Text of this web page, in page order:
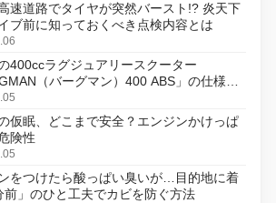
速道路でタイヤが突然バースト!? 炎天下
ブ前に知っておくべき点検内容とは
400ccラグジュアリースクーター
（バーグマン）400 ABS」の仕様を
8月18日に発売
仮眠、どこまで安全？エンジンかけっぱ
険性
をつけたら酸っぱい臭いが…目的地に着
前」のひと工夫でカビを防ぐ方法